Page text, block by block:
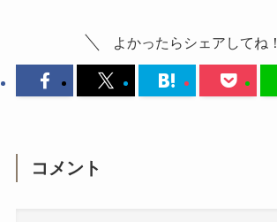
よかったらシェアしてね！
コメント